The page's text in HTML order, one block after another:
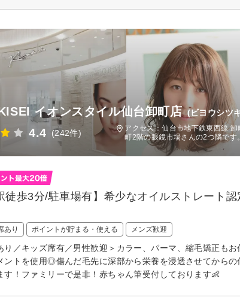
イオンスタイル仙台卸町店 (ビヨウシツ
4.4 (242件)
アクセス：仙台市地下鉄東西線
町2階の眼鏡市場さんの2つ隣です。
徒歩3分/駐車場有】希少なオイルストレート
あり ポイントが貯まる・使える メンズ歓迎
り／キッズ席有／男性歓迎＞カラー、パーマ、縮毛矯正も
ントを使用◎傷んだ毛先に深部から栄養を浸透させてから
す！ファミリーで是非！赤ちゃん筆受付しております👶